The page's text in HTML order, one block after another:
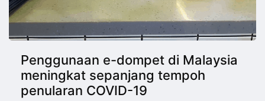
Penggunaan e-dompet di Malaysia
meningkat sepanjang tempoh
penularan COVID-19